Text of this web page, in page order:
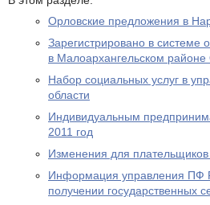
Орловские предложения в
Зарегистрировано в системе
в Малоархангельском районе
Набор социальных услуг в
области
Индивидуальным
2011 год
Изменения для плательщиков
Информация управления ПФ
получении государственных